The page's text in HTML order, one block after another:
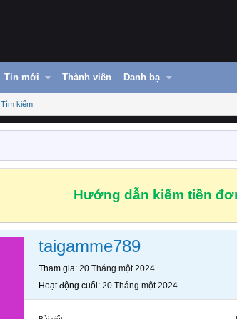
Tin mới Thành viên Danh bạ
Tìm kiếm
Hướng dẫn kiếm tiền
taigamme789
Tham gia 20 Tháng một 2024
Hoạt động cuối 20 Tháng một 2024